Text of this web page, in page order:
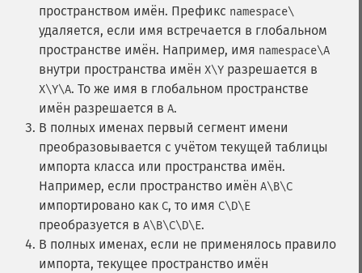
пространством имён. Префикс namespace\
удаляется, если имя встречается в глобальном
пространстве имён. Например, имя namespace\A
внутри пространства имён X\Y разрешается в
X\Y\A. То же имя в глобальном пространстве
имён разрешается в A.
В полных именах первый сегмент имени
преобразовывается с учётом текущей таблицы
импорта класса или пространства имён.
Например, если пространство имён A\B\C
импортировано как C, то имя C\D\E
преобразуется в A\B\C\D\E.
В полных именах, если не применялось правило
импорта, текущее пространство имён